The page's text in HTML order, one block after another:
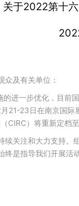
关于2022第十
众及有关单位：
的进一步优化，目
21-23日在南京国
CIRC）将重新定档
续关注和大力支持
是指导我们开展活